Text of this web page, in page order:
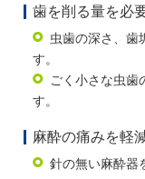
歯を削る量を必
虫歯の深さ、歯
す。
ごく小さな虫歯
す。
麻酔の痛みを軽
針の無い麻酔器